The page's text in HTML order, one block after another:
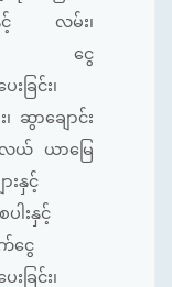
နှင့် လမ်း၊
တွက် ငွေ
ခြင်း၊
ဆွာချောင်း
လယ် ယာမြေ
းနှင့်
ပါးနှင့်
က်ငွေ
ခြင်း၊